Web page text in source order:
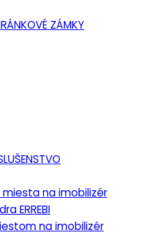
ZÁMKY
na imobilizér
ERREBI
na imobilizér